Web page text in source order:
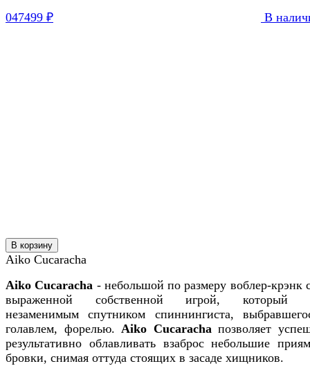
047499 ₽ В
В корзину
Aiko Cucaracha
Aiko Cucaracha - небольшой по размеру воблер-крэнк
выраженной собственной игрой, который
незаменимым спутником спиннингиста,
голавлем, форелью. Aiko Cucaracha позволяет
результативно облавливать взаброс небольшие
бровки, снимая оттуда стоящих в засаде хищников.